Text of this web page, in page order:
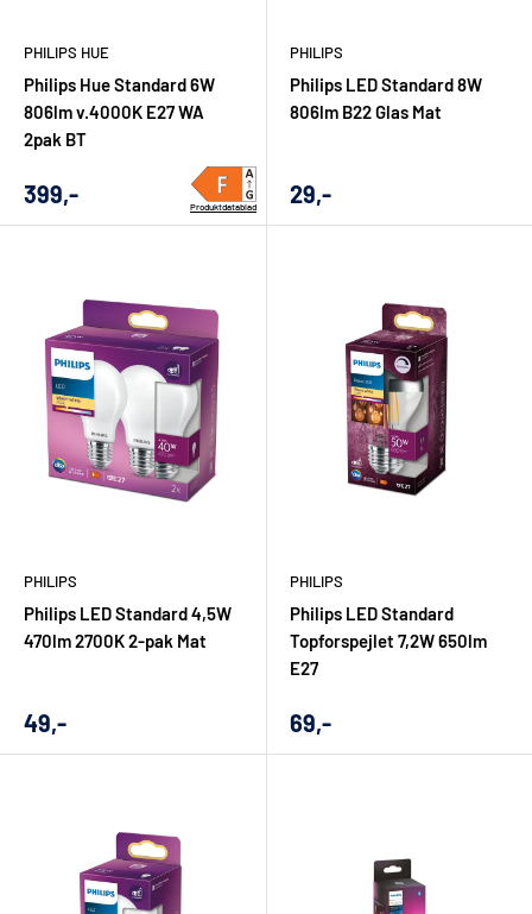
PHILIPS HUE
Philips Hue Standard 6W
806lm v.4000K E27 WA
2pak BT
Udsalgs
399,- Produktdatablad
PHILIPS
Philips LED Standard 8W
806lm B22 Glas Mat
Udsalgs
29,-
PHILIPS
Philips LED Standard 4,5W
470lm 2700K 2-pak Mat
Udsalgs
49,-
PHILIPS
Philips LED Standard
Topforspejlet 7,2W 650lm
E27
Udsalgs
69,-